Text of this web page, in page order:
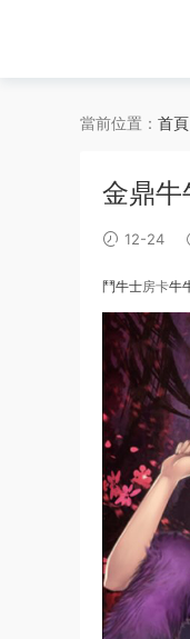
當前位置： 首頁
金鼎牛
12-24
鬥牛士房卡牛